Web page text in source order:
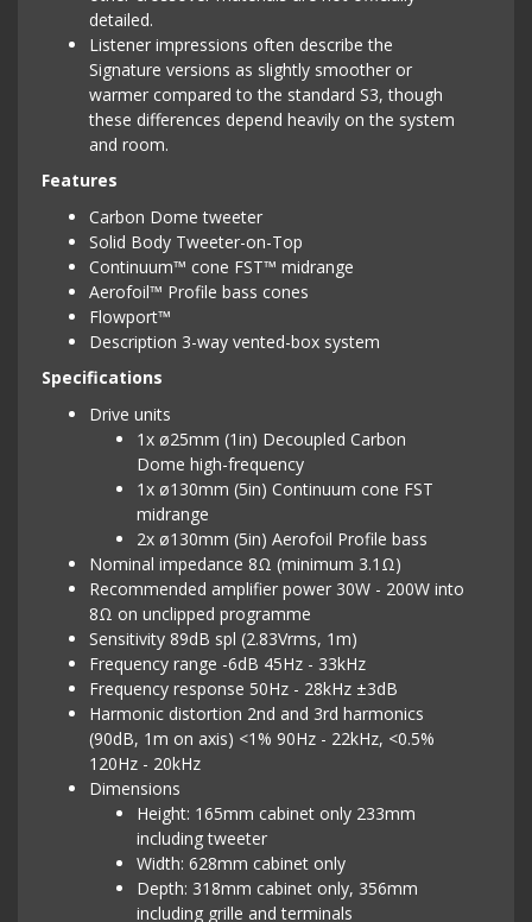
detailed.
Listener impressions often describe the
Signature versions as slightly smoother or
warmer compared to the standard S3, though
these differences depend heavily on the system
and room.
Features
Carbon Dome tweeter
Solid Body Tweeter-on-Top
Continuum™ cone FST™ midrange
Aerofoil™ Profile bass cones
Flowport™
Description 3-way vented-box system
Specifications
Drive units
1x ø25mm (1in) Decoupled Carbon
Dome high-frequency
1x ø130mm (5in) Continuum cone FST
midrange
2x ø130mm (5in) Aerofoil Profile bass
Nominal impedance 8Ω (minimum 3.1Ω)
Recommended amplifier power 30W - 200W into
8Ω on unclipped programme
Sensitivity 89dB spl (2.83Vrms, 1m)
Frequency range -6dB 45Hz - 33kHz
Frequency response 50Hz - 28kHz ±3dB
Harmonic distortion 2nd and 3rd harmonics
(90dB, 1m on axis) <1% 90Hz - 22kHz, <0.5%
120Hz - 20kHz
Dimensions
Height: 165mm cabinet only 233mm
including tweeter
Width: 628mm cabinet only
Depth: 318mm cabinet only, 356mm
including grille and terminals